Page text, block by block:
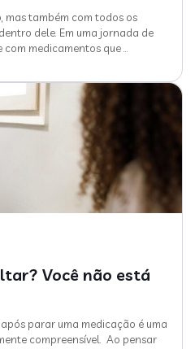
mas também com todos os
dele. Em uma jornada de
com medicamentos que…
Você não está
parar uma medicação é uma
compreensível. Ao pensar